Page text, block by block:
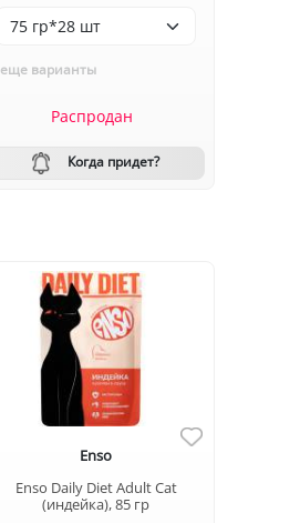
еще варианты
Распродан
Когда придет?
Enso
Enso Daily Diet Adult Cat
(индейка), 85 гр